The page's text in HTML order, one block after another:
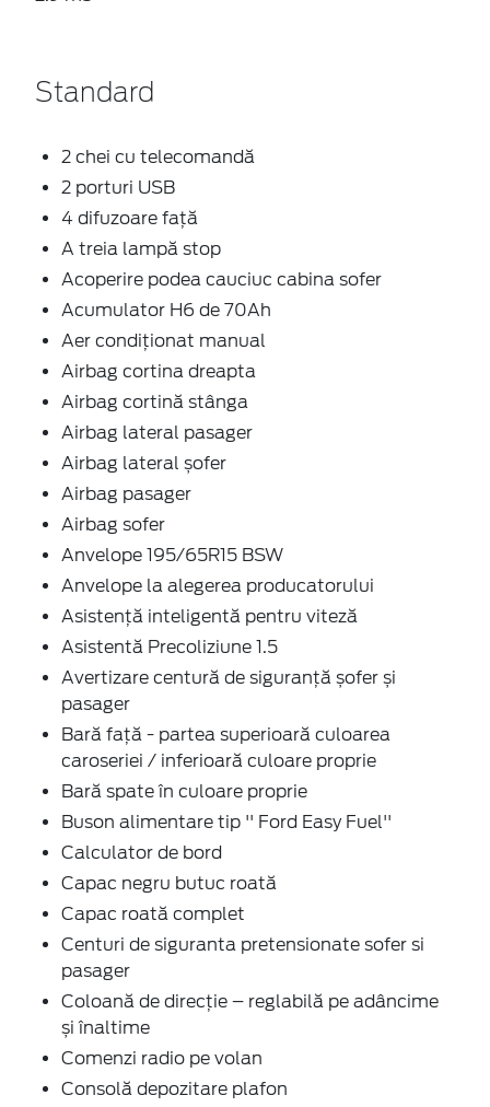
Standard
2 chei cu telecomandă
2 porturi USB
4 difuzoare față
A treia lampă stop
Acoperire podea cauciuc cabina sofer
Acumulator H6 de 70Ah
Aer condiționat manual
Airbag cortina dreapta
Airbag cortină stânga
Airbag lateral pasager
Airbag lateral șofer
Airbag pasager
Airbag sofer
Anvelope 195/65R15 BSW
Anvelope la alegerea producatorului
Asistență inteligentă pentru viteză
Asistentă Precoliziune 1.5
Avertizare centură de siguranță șofer și
pasager
Bară față - partea superioară culoarea
caroseriei / inferioară culoare proprie
Bară spate în culoare proprie
Buson alimentare tip '' Ford Easy Fuel''
Calculator de bord
Capac negru butuc roată
Capac roată complet
Centuri de siguranta pretensionate sofer si
pasager
Coloană de direcție – reglabilă pe adâncime
și înaltime
Comenzi radio pe volan
Consolă depozitare plafon